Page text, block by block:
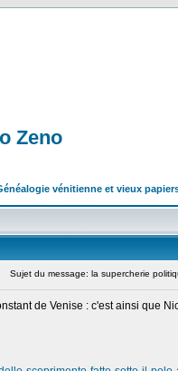
Zeno
vénitienne et vieux
Sujet du message: la supercherie
de Venise : c'est ainsi que